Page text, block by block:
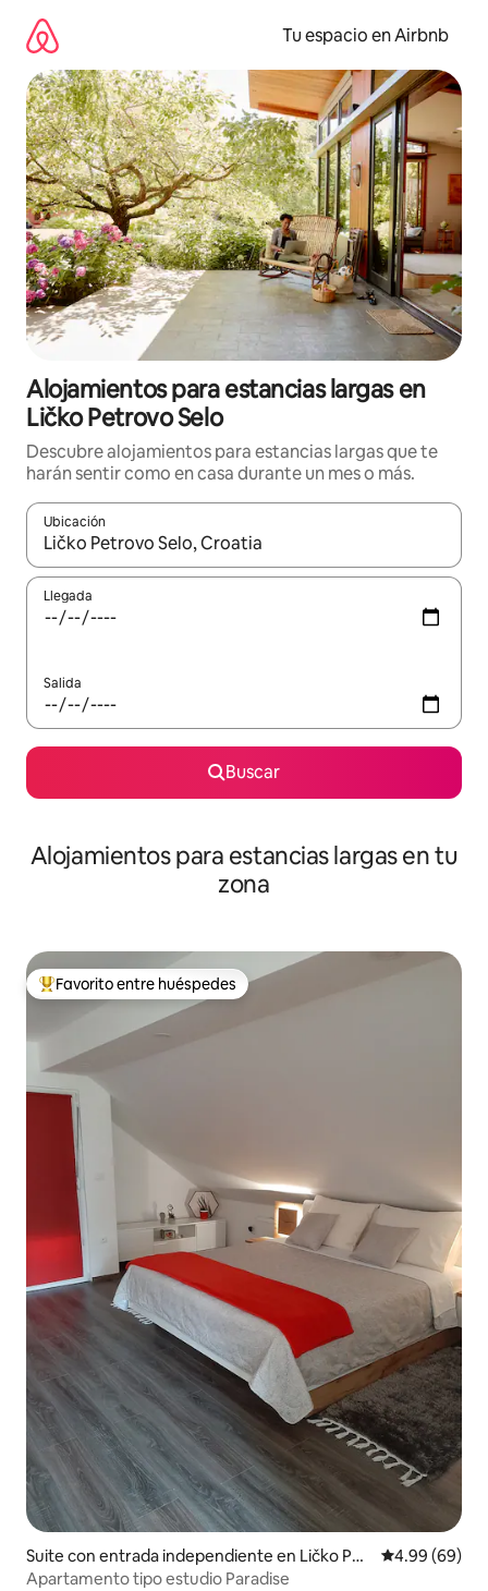
contenido
Tu espacio en Airbnb
Alojamientos para estancias largas en
Ličko Petrovo Selo
Descubre alojamientos para estancias largas que te
harán sentir como en casa durante un mes o más.
Ubicación
Cuando los resultados estén disponibles, podrás navegar
Llegada
Salida
Buscar
Alojamientos para estancias largas en tu
zona
De los mejores en Favorito entre huéspedes
Favorito entre huéspedes
Suite con entrada independiente en Ličko Pet
rovo Selo
Calificación
4.99 (69)
Apartamento tipo estudio Paradise